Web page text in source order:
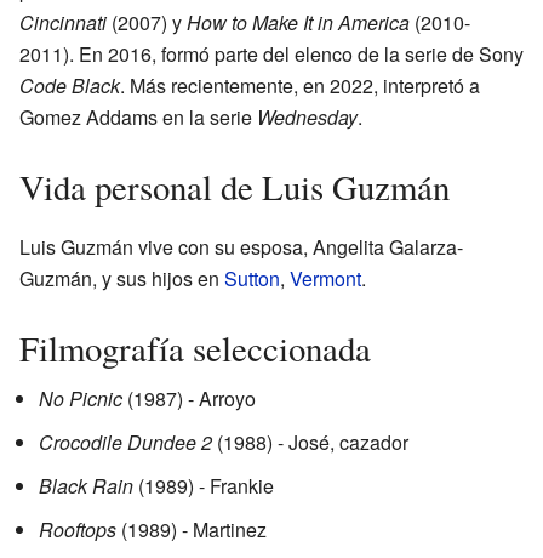
Cincinnati (2007) yHow to Make It in America (2010-
2011). En 2016, formó parte del elenco de la serie de Sony
Code Black. Más recientemente, en 2022, interpretó a
Gomez Addams en la serie Wednesday.
Vida personal de Luis Guzmán
Luis Guzmán vive con su esposa, Angelita Galarza-
Guzmán, y sus hijos en Sutton, Vermont.
Filmografía seleccionada
No Picnic (1987) - Arroyo
Crocodile Dundee 2 (1988) - José, cazador
Black Rain (1989) - Frankie
Rooftops (1989) - Martinez